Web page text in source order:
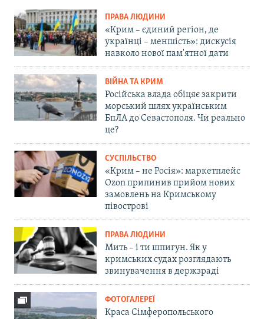
ПРАВА ЛЮДИНИ
«Крим – єдиний регіон, де
українці – меншість»: дискусія
навколо нової пам'ятної дати
ВІЙНА ТА КРИМ
Російська влада обіцяє закрити
морський шлях українським
БпЛА до Севастополя. Чи реально
це?
СУСПІЛЬСТВО
«Крим – не Росія»: маркетплейс
Ozon припинив прийом нових
замовлень на Кримському
півострові
ПРАВА ЛЮДИНИ
Мить – і ти шпигун. Як у
кримських судах розглядають
звинувачення в держзраді
ФОТОГАЛЕРЕЇ
Краса Сімферопольського